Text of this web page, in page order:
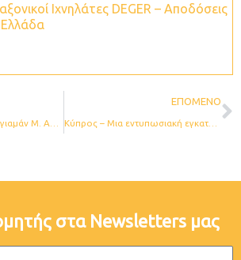
Ιχνηλάτες DEGER – Aποδόσεις
ΕΠΌΜΕΝΟ
Kύπρος – Μια εντυπωσιακή εγκατάσταση από συστήματα ιχνηλάτησης της DEGER κοντά στη τεχνητή Λίμνη Ευρέτου
στα Newsletters μας